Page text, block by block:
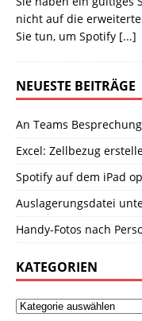
nicht auf die
Sie tun, um Spotify [...]
NEUESTE BEITRÄGE
An Teams
Excel: Zellbezug
Spotify auf dem iPad
Auslagerungsdatei
Handy-Fotos nach
KATEGORIEN